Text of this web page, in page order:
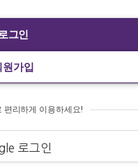
그인
원가입
편리하게 이용하세요!
로그인